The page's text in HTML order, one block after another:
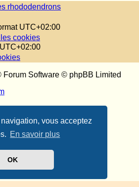
vous acceptez
En savoir plus
OK
rhododendrons
UTC+02:00
cookies
UTC+02:00
Forum Software © phpBB Limited